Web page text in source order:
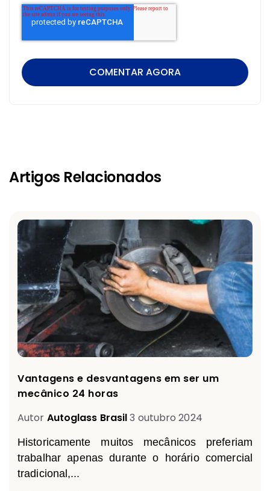
Artigos Relacionados
Vantagens e desvantagens em ser um
mecânico 24 horas
Autor Autoglass Brasil3 outubro 2024
Historicamente muitos mecânicos preferiam
trabalhar apenas durante o horário comercial
tradicional,...